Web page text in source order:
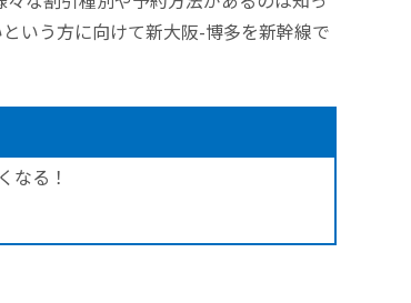
いう方に向けて新大阪-博多を新幹線で
なる！